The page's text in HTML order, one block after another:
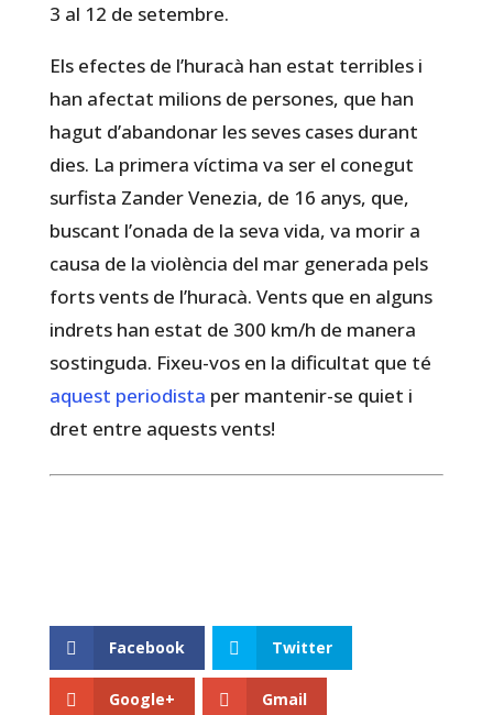
3 al 12 de setembre.
Els efectes de l’huracà han estat terribles i
han afectat milions de persones, que han
hagut d’abandonar les seves cases durant
dies. La primera víctima va ser el conegut
surfista Zander Venezia, de 16 anys, que,
buscant l’onada de la seva vida, va morir a
causa de la violència del mar generada pels
forts vents de l’huracà. Vents que en alguns
indrets han estat de 300 km/h de manera
sostinguda. Fixeu-vos en la dificultat que té
aquest periodista per mantenir-se quiet i
dret entre aquests vents!
Facebook Twitter
Google+ Gmail